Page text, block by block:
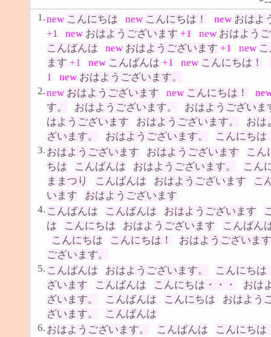
1.new こんにちは new こんにちは！ new おはよ
+1
new おはようございます +1 new おはよう
こんばんは
new おはようございます +1 new
ます +1 new こんばんは +1 new こんにちは！
1
new おはようございます。
2.new おはようございます new こんにちは！
す。
おはようございます。
おはようございま
はようございます
おはようございます。
おは
ざいます。
おはようございます。
こんにちは
3. おはようございます おはようございます
こん
ちは
こんばんは おはようございます。
こん
ままつり
こんばんは おはようございます
こ
います
おはようございます
4. こんばんは こんばんは おはようございます
は
こんにちは おはようございます
こんばん
こんにちは
こんにちは！
おはようございま
ございます。
5. こんばんは おはようございます。
こんにちは
ざいます
こんばんは こんにちは・・・
おは
ざいます。
こんばんは こんにちは
おはよう
ざいます。
こんばんは
6. おはようございます。 こんばんは
こんにちは